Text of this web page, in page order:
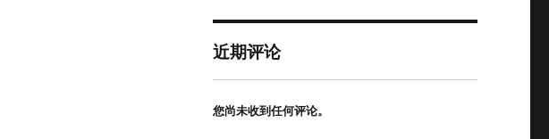
近期评论
您尚未收到任何评论。